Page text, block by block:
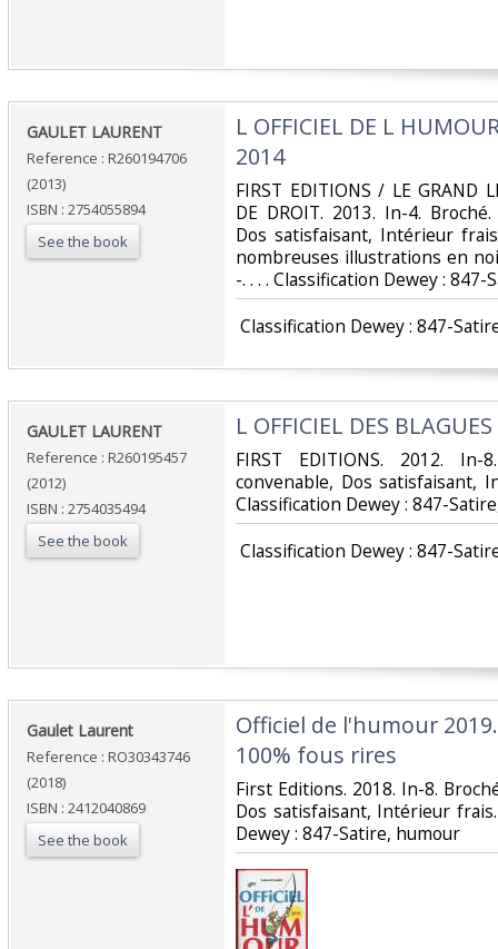
‎GAULET LAURENT‎
Reference : R260194706
(2013)
ISBN : 2754055894
See the book
‎L OFFICIEL DE L
2014‎
‎FIRST EDITIONS / LE GRAND
DE DROIT. 2013. In-4.
Dos satisfaisant, Intérieur
nombreuses illustrations en
-. . . . Classification Dewey :
Classification Dewey : 847-
‎GAULET LAURENT‎
Reference : R260195457
(2012)
ISBN : 2754035494
See the book
‎L OFFICIEL DES
‎FIRST EDITIONS. 2012.
convenable, Dos satisfaisant,
Classification Dewey : 847-
Classification Dewey : 847-
‎Gaulet Laurent‎
Reference : RO30343746
(2018)
ISBN : 2412040869
See the book
‎Officiel de l'humour
100% fous rires‎
‎First Editions. 2018. In-8.
Dos satisfaisant, Intérieur
Dewey : 847-Satire, humour‎